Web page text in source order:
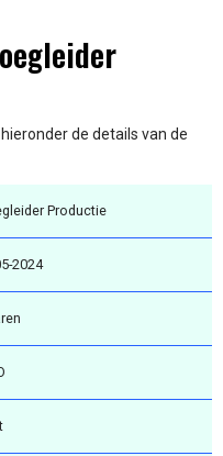
de details van de
Productie
2024